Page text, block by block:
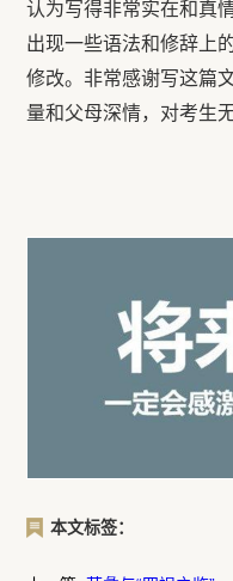
认为写得非常实在和真
出现一些语法和修辞上
修改。非常感谢写这篇
量和父母深情，对考生
本文标签：